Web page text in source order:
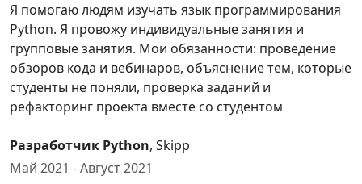
Я помогаю людям изучать язык программирования
Python. Я провожу индивидуальные занятия и
групповые занятия. Мои обязанности: проведение
обзоров кода и вебинаров, объяснение тем, которые
студенты не поняли, проверка заданий и
рефакторинг проекта вместе со студентом
Разработчик Python, Skipp
Май 2021 - Август 2021